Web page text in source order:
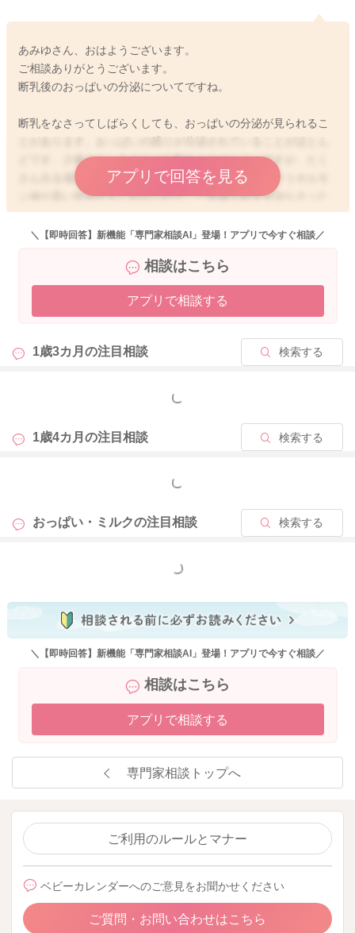
あみゆさん、おはようございます。
ご相談ありがとうございます。
断乳後のおっぱいの分泌についてですね。
断乳をなさってしばらくしても、おっぱいの分泌が見られるこ
どです。少量なら、あまりご心配ありませんよ。ですが、たく
さん出る場合は、母乳を分泌させるプロラクチンというホルモ
ン値が高い状態かもしれないので、一度婦人科を受診なさった
方が安心です。また、母乳に血が混ざる・乳頭や乳房や痛い・
乳房が張るなどの症状がある場合は、一度乳腺外科でご相談な
アプリで回答を見る
2025/10/20 5:55
＼【即時回答】新機能「専門家相談AI」登場！アプリで今すぐ相談／
相談はこちら
アプリで相談する
1歳3カ月の注目相談 検索する
もっと見る
1歳4カ月の注目相談 検索する
もっと見る
おっぱい・ミルクの注目相談 検索する
もっと見る
＼【即時回答】新機能「専門家相談AI」登場！アプリで今すぐ相談／
相談はこちら
アプリで相談する
専門家相談トップへ
ご利用のルールとマナー
ベビーカレンダーへのご意見をお聞かせください
ご質問・お問い合わせはこちら